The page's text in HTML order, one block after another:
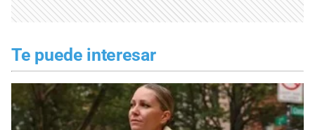
Te puede interesar